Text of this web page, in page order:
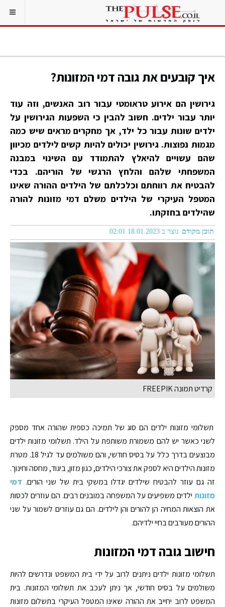
איך קובעים את גובה דמי המזונות?
גירושין הם אירוע טראומטי עבור רוב האנשים, וזה עוד
יותר עבור ילדים. חשוב להבין כי השפעות הגירושין על
ילדים שונות עבור כל ילד, אך מחקרים מראים שיש כמה
מגמות נפוצות. גירושין יכולים להיות קשים לילדים מכיוון
שהם עשויים להיאלץ להתמודד עם השינוי במבנה
המשפחתי שלהם והלחץ הרגשי של הוריהם. בכדי
להבטיח את רווחתם וכלכלתם של הילדים ההורה שאינו
המטפל העיקרי של הילדים משלם דמי מזונות להורה
שהילדים בחזקתו.
תוכן מקודם נוצר ב 18.01.2023 02:01
קרדיט תמונה FREEPIK
תשלומי מזונות ילדים הם סוג של תמיכה כספית שהורה אחד מספק
לשני כאשר יש להם משמורת משותפת על הילד. תשלומי מזונות ילדים
מבוצעים בדרך כלל על בסיס חודשי, והם משולמים עד לגיל 18. מטרת
מזונות הילדים היא לספק את צורכי הילדים, כגון מזון, ביגוד, מחסה וחינוך.
זה גם עוזר להבטיח שילדים יגדלו במשקי בית של שני הורים. דמי
מזונות ילדים משפיעים על המשפחה במובנים רבים. הם עוזרים לכסות
את הוצאות המחיה הן להורים והן לילדים. הם גם עוזרים לשמור על שני
ההורים מעורבים בחיי ילדיהם.
חישוב גובה דמי המזונות
תשלומי מזונות ילדים ניתנים לרוב על ידי בית המשפט ונדרשים להיות
משולמים על בסיס חודשי, אך ניתן לעכב את תשלומי המזונות. בית
המשפט לרוב יחייב את ההורה שאינו המטפל העיקרי בתשלום מזונות